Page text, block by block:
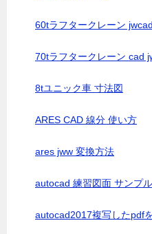
60tラフタークレーン
70tラフタークレーン cad
8tユニック車 寸法図
ARES CAD 線分 使い方
ares jww 変換方法
autocad 練習図面 サンプ
autocad2017複写したpdf